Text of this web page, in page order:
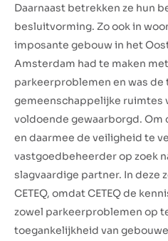
Daarnaast betrekken ze hun
besluitvorming. Zo ook in
imposante gebouw in het
Amsterdam had te maken
parkeerproblemen en was de
gemeenschappelijke ruimtes
voldoende gewaarborgd. Om
en daarmee de veiligheid te
vastgoedbeheerder op zoek
slagvaardige partner. In deze
CETEQ, omdat CETEQ de
zowel parkeerproblemen op
toegankelijkheid van